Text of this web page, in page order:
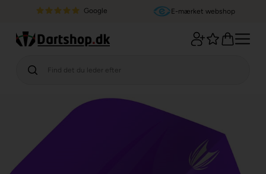
Google E-mærket webshop